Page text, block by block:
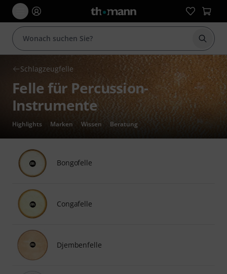
Suche
Schlagzeugfelle
Felle für Percussion-
Instrumente
Highlights Marken Wissen Beratung
Bongofelle
Congafelle
Djembenfelle